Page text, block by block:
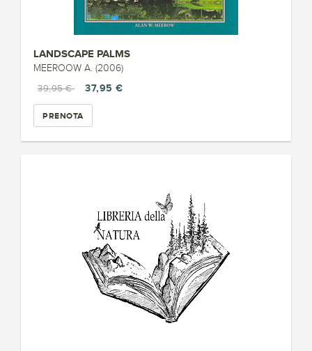
LANDSCAPE PALMS
MEEROOW A. (2006)
39,95 €
37,95 €
PRENOTA